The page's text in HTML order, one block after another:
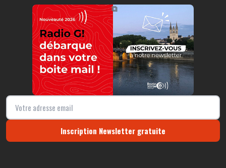
https://radio-g.fr?21974
⧉
Inscription Newsletter gratuite